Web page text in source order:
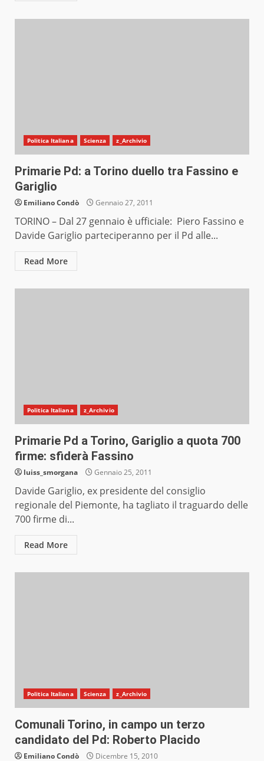
Politica Italiana Scienza z_Archivio
Primarie Pd: a Torino duello tra Fassino e
Gariglio
Emiliano Condò Gennaio 27, 2011
TORINO – Dal 27 gennaio è ufficiale: Piero Fassino e
Davide Gariglio parteciperanno per il Pd alle...
Read More
Politica Italiana z_Archivio
Primarie Pd a Torino, Gariglio a quota 700
firme: sfiderà Fassino
luiss_smorgana Gennaio 25, 2011
Davide Gariglio, ex presidente del consiglio
regionale del Piemonte, ha tagliato il traguardo delle
700 firme di...
Read More
Politica Italiana Scienza z_Archivio
Comunali Torino, in campo un terzo
candidato del Pd: Roberto Placido
Emiliano Condò Dicembre 15, 2010